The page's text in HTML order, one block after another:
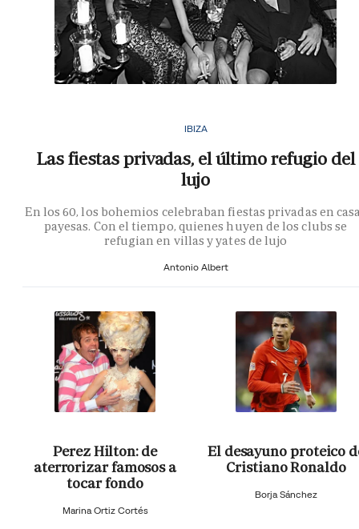
IBIZA
Las fiestas privadas, el último refugio del
lujo
En los 60, los bohemios celebraban fiestas privadas en
payesas. Con el tiempo, quienes huyen de los clubs se
refugian en villas y yates de lujo
Antonio Albert
Perez Hilton: de
aterrorizar famosos a
tocar fondo
Marina Ortiz Cortés
El desayuno proteico
Cristiano Ronaldo
Borja Sánchez